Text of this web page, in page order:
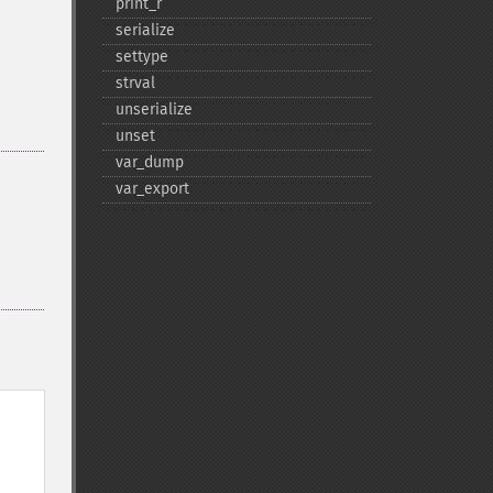
print_​r
serialize
settype
strval
unserialize
unset
var_​dump
var_​export